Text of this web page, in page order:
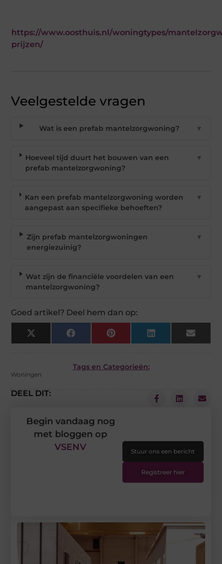
https://www.oosthuis.nl/woningtypes/
prijzen/
Veelgestelde vragen
Wat is een prefab mantelzorgwoning? ▼
Hoeveel tijd duurt het bouwen van een
prefab mantelzorgwoning?
▼
Kan een prefab mantelzorgwoning worden
aangepast aan specifieke behoeften?
▼
Zijn prefab mantelzorgwoningen
energiezuinig?
▼
Wat zijn de financiële voordelen van een
mantelzorgwoning?
▼
Goed artikel? Deel hem dan op:
X
(Twitter)
Facebook Pinterest LinkedIn Email
Tags en Categorieën:
Woningen
DEEL DIT:
Begin vandaag nog
met bloggen op
VSENV
Stuur ons een bericht
Registreer hier